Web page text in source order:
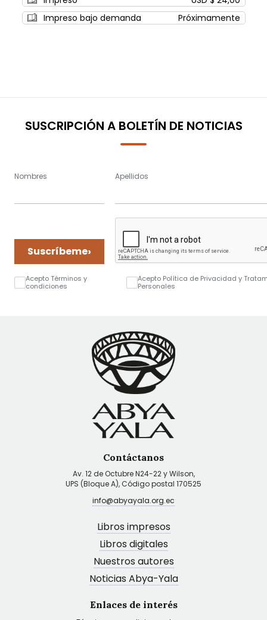
Impreso bajo demanda
Próximamente
SUSCRIPCIÓN A BOLETÍN DE NOTICIAS
Nombres Apellidos
Suscríbeme›
Acepto Términos y
condiciones
Acepto Política de Privacidad y
Personales
Contáctanos
Av. 12 de Octubre N24-22 y Wilson,
UPS (Bloque A), Código postal 170525
info@abyayala.org.ec
Libros impresos
Libros digitales
Nuestros autores
Noticias Abya-Yala
Enlaces de interés